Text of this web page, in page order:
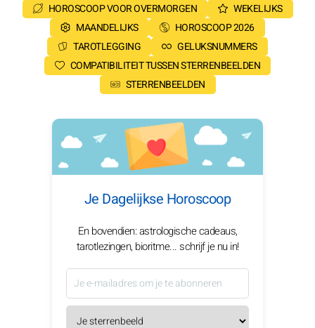
HOROSCOOP VOOR OVERMORGEN
WEKELIJKS
MAANDELIJKS
HOROSCOOP 2026
TAROTLEGGING
GELUKSNUMMERS
COMPATIBILITEIT TUSSEN STERRENBEELDEN
STERRENBEELDEN
Je Dagelijkse Horoscoop
En bovendien: astrologische cadeaus,
tarotlezingen, bioritme... schrijf je nu in!